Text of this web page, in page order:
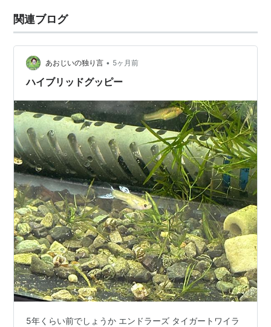
関連ブログ
あおじいの独り言 • 5ヶ月前
ハイブリッドグッピー
5年くらい前でしょうか エンドラーズ タイガートワイラ